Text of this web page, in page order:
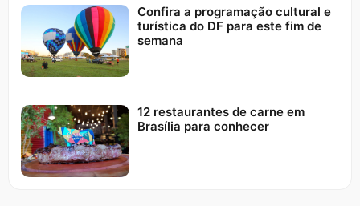
Confira a programação cultural e
turística do DF para este fim de
semana
12 restaurantes de carne em
Brasília para conhecer